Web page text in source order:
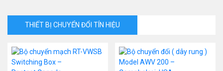
THIẾT BỊ CHUYỂN ĐỔI TÍN HIỆU